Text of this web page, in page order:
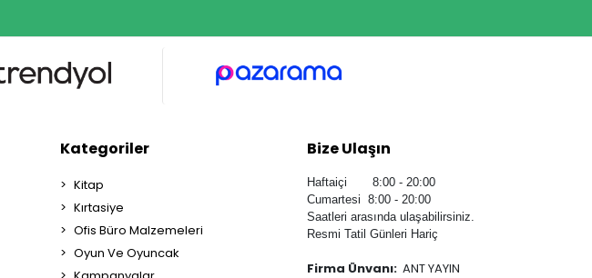
Kategoriler
Kitap
Kırtasiye
Ofis Büro Malzemeleri
Oyun Ve Oyuncak
Bize Ulaşın
Haftaiçi 8:00 - 20:00
Cumartesi 8:00 - 20:00
Saatleri arasında ulaşabilirsiniz.
Resmi Tatil Günleri Hariç
Firma Ünvanı: ANT YAYIN